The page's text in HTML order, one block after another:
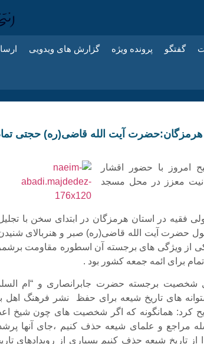
گفتگو پرونده ویژه گزارش های ویدویی
هرمزگان:حضرت آیت الله قاضی(ره) حجتی
امروز با حضور اقشار
معزز در محل مسجد
فقیه در استان هرمزگان در ابتدای سخن با تجلیل
حضرت آیت الله قاضی(ره) صبر و هنربالای شنیدن
از ویژگی های برجسته آن اسطوره مقاومت
برای ائمه جمعه کشور بود .
شخصیت برجسته حضرت جابرانصاری و “ام
های تاریخ شیعه برای حفظ نشر فرهنگ اهل
کرد: همانگونه که اگر شخصیت های چون شیخ
مراجع و علمای شیعه حذف کنیم ،جای آنها
تاریخ شیعه حذف کنیم بسیاری از رویدادهای